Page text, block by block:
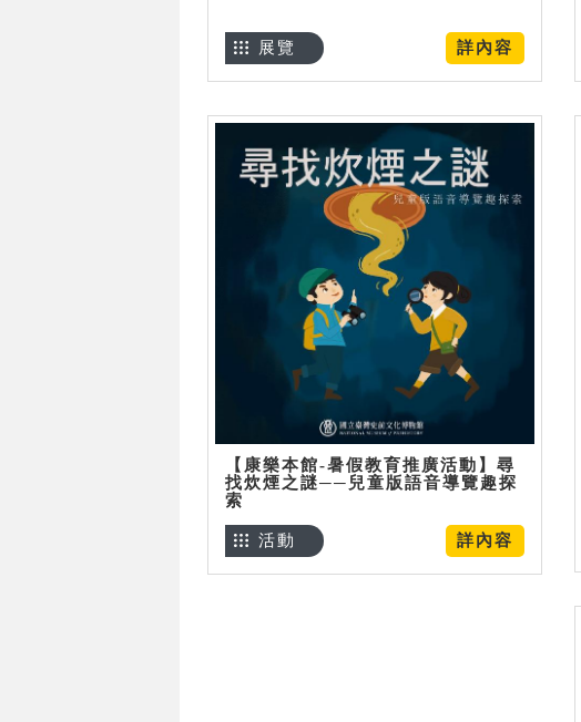
詳內容
展覽
【康樂本館-暑假教育推廣活動】尋
找炊煙之謎──兒童版語音導覽趣探
索
詳內容
活動